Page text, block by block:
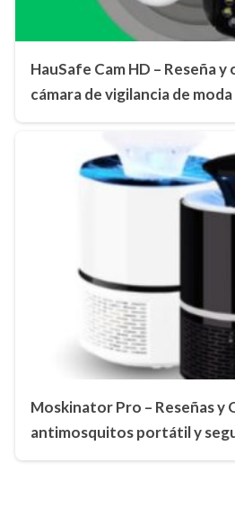
HauSafe Cam HD – Reseña
cámara de vigilancia de moda
Moskinator Pro – Reseñas y
antimosquitos portátil y